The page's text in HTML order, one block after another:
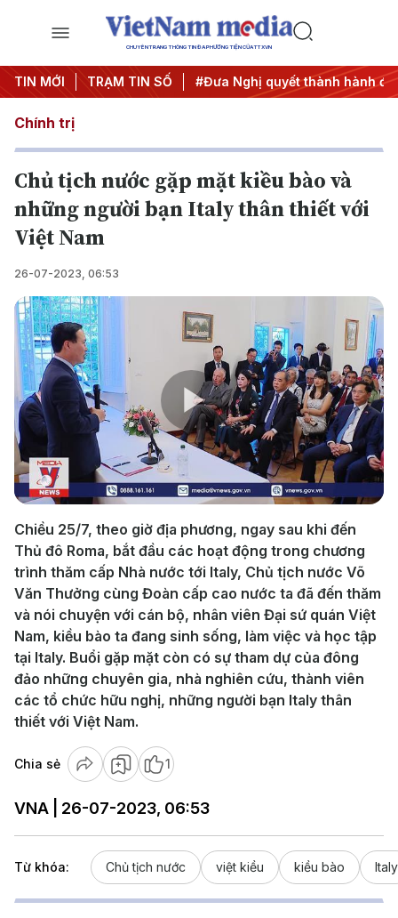
CHUYÊN TRANG THÔNG TIN ĐA PHƯƠNG TIỆN CỦA TTXVN
TIN MỚI TRẠM TIN SỐ
ương 3 #APEC 2027 #Đưa Nghị quyết thành hành
Chính trị
Chủ tịch nước gặp mặt kiều bào và
những người bạn Italy thân thiết với
Việt Nam
26-07-2023, 06:53
Play
Video
Chiều 25/7, theo giờ địa phương, ngay sau khi đến
Thủ đô Roma, bắt đầu các hoạt động trong chương
trình thăm cấp Nhà nước tới Italy, Chủ tịch nước Võ
Văn Thưởng cùng Đoàn cấp cao nước ta đã đến thăm
và nói chuyện với cán bộ, nhân viên Đại sứ quán Việt
Nam, kiều bào ta đang sinh sống, làm việc và học tập
tại Italy. Buổi gặp mặt còn có sự tham dự của đông
đảo những chuyên gia, nhà nghiên cứu, thành viên
các tổ chức hữu nghị, những người bạn Italy thân
thiết với Việt Nam.
Chia sẻ 1
VNA | 26-07-2023, 06:53
Từ khóa: Chủ tịch nước việt kiều kiều bào Italy